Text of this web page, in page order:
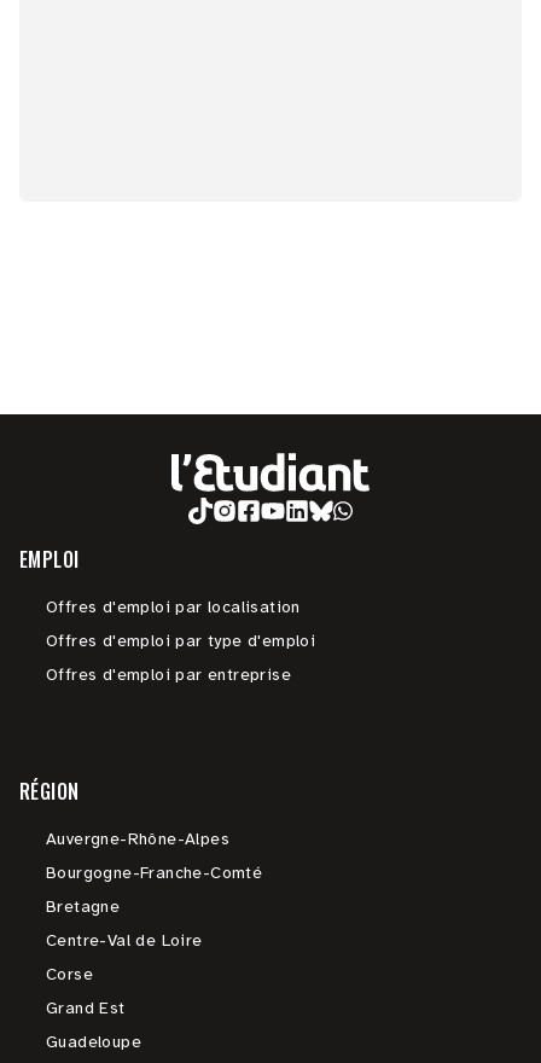
EMPLOI
Offres d'emploi par localisation
Offres d'emploi par type d'emploi
Offres d'emploi par entreprise
RÉGION
Auvergne-Rhône-Alpes
Bourgogne-Franche-Comté
Bretagne
Centre-Val de Loire
Corse
Grand Est
Guadeloupe